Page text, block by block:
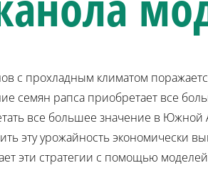
с прохладным климатом
семян рапса приобретает все
все большее значение в
эту урожайность экономически
эти стратегии с помощью